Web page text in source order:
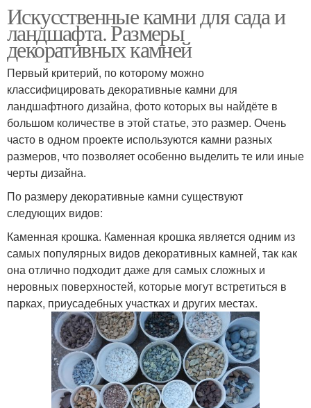
Искусственные камни для сада и
ландшафта. Размеры
декоративных камней
Первый критерий, по которому можно
классифицировать декоративные камни для
ландшафтного дизайна, фото которых вы найдёте в
большом количестве в этой статье, это размер. Очень
часто в одном проекте используются камни разных
размеров, что позволяет особенно выделить те или иные
черты дизайна.
По размеру декоративные камни существуют
следующих видов:
Каменная крошка. Каменная крошка является одним из
самых популярных видов декоративных камней, так как
она отлично подходит даже для самых сложных и
неровных поверхностей, которые могут встретиться в
парках, приусадебных участках и других местах.